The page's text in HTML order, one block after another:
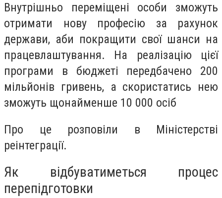
Внутрішньо переміщені особи зможуть
отримати нову професію за рахунок
держави, аби покращити свої шанси на
працевлаштування. На реалізацію цієї
програми в бюджеті передбачено 200
мільйонів гривень, а скористатись нею
зможуть щонайменше 10 000 осіб
Про це розповіли в Міністерстві
реінтеграції.
Як відбуватиметься процес
перепідготовки